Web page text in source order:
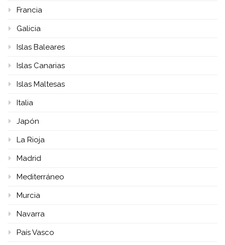
Francia
Galicia
Islas Baleares
Islas Canarias
Islas Maltesas
Italia
Japón
La Rioja
Madrid
Mediterráneo
Murcia
Navarra
País Vasco